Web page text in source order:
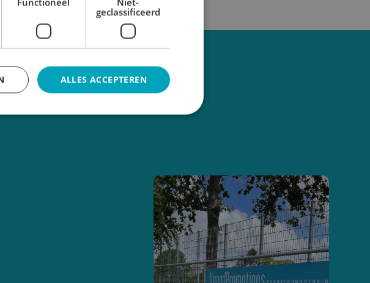
geclassificeerd
ALLES ACCEPTEREN